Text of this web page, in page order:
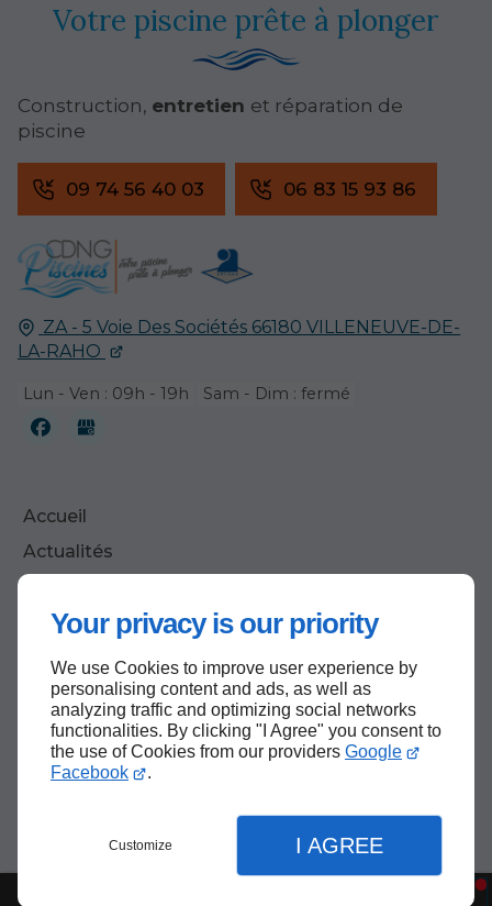
Your privacy is our priority
We use Cookies to improve user experience by
personalising content and ads, as well as
analyzing traffic and optimizing social networks
functionalities. By clicking "I Agree" you consent to
the use of Cookies from our providers Google
Facebook
.
Customize I AGREE
ZA - 5 Voie Des Sociétés 66180 VILLENEUVE-DE-
LA-RAHO
Lun - Ven : 09h - 19h Sam - Dim : fermé
Accueil
Actualités
Mentions légales
Plan du site
Votre piscine prête à plonger
Construction, entretien et réparation de
piscine
09 74 56 40 03 06 83 15 93 86
Haut de page